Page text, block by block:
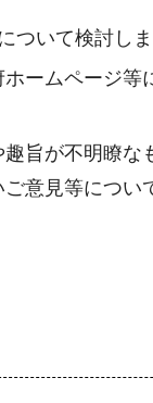
ついて検討し
ームページ等
旨が不明瞭な
意見等につ